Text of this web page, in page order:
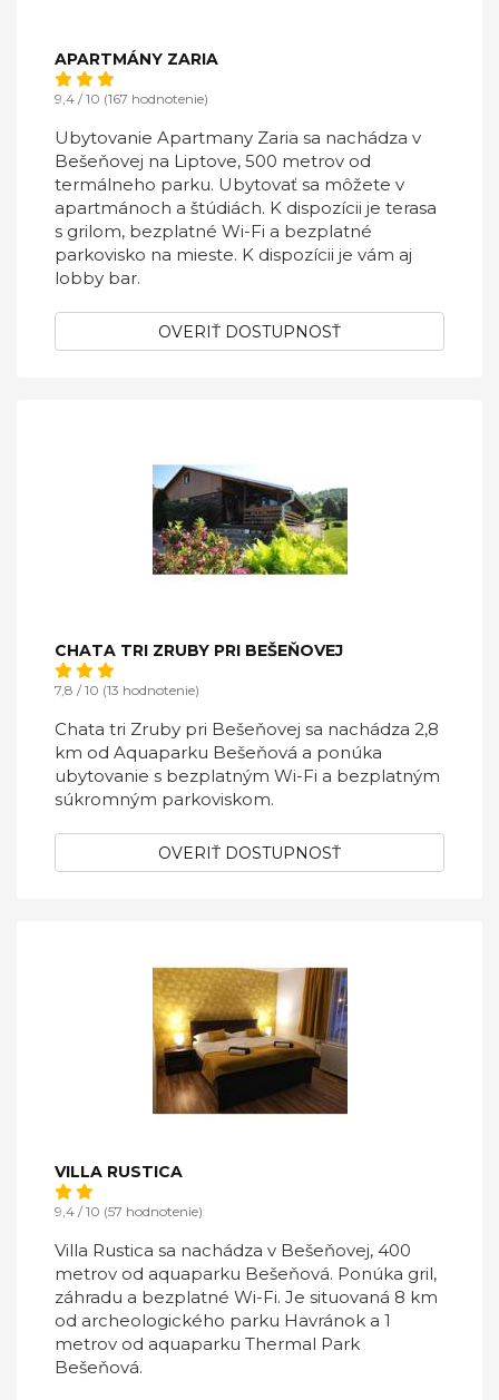
APARTMÁNY ZARIA
9,4 / 10 (167 hodnotenie)
Ubytovanie Apartmany Zaria sa nachádza v
Bešeňovej na Liptove, 500 metrov od
termálneho parku. Ubytovať sa môžete v
apartmánoch a štúdiách. K dispozícii je terasa
s grilom, bezplatné Wi-Fi a bezplatné
parkovisko na mieste. K dispozícii je vám aj
lobby bar.
OVERIŤ DOSTUPNOSŤ
CHATA TRI ZRUBY PRI BEŠEŇOVEJ
7,8 / 10 (13 hodnotenie)
Chata tri Zruby pri Bešeňovej sa nachádza 2,8
km od Aquaparku Bešeňová a ponúka
ubytovanie s bezplatným Wi-Fi a bezplatným
súkromným parkoviskom.
OVERIŤ DOSTUPNOSŤ
VILLA RUSTICA
9,4 / 10 (57 hodnotenie)
Villa Rustica sa nachádza v Bešeňovej, 400
metrov od aquaparku Bešeňová. Ponúka gril,
záhradu a bezplatné Wi-Fi. Je situovaná 8 km
od archeologického parku Havránok a 1
metrov od aquaparku Thermal Park
Bešeňová.